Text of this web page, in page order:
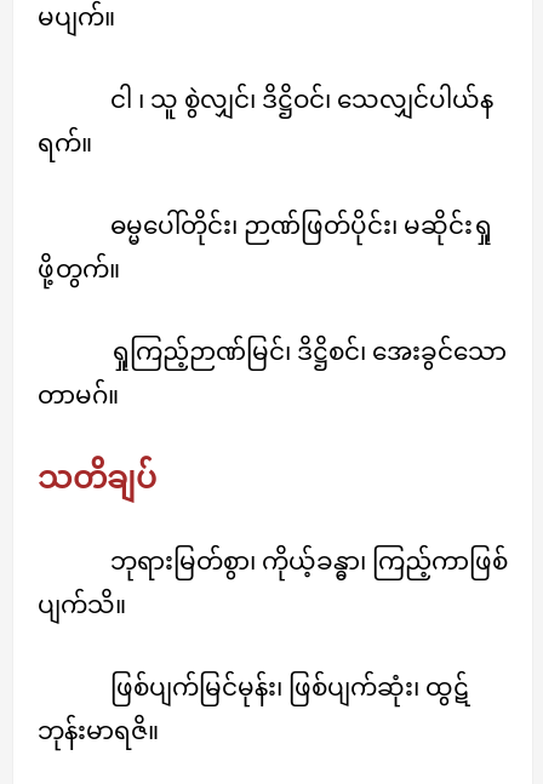
မပျက်။
ငါ ၊ သူ စွဲလျှင်၊ ဒိဋ္ဌိဝင်၊ သေလျှင်ပါယ်န
ရက်။
ဓမ္မပေါ်တိုင်း၊ ဉာဏ်ဖြတ်ပိုင်း၊ မဆိုင်းရှု
ဖို့တွက်။
ရှုကြည့်ဉာဏ်မြင်၊ ဒိဋ္ဌိစင်၊ အေးခွင်သော
တာမဂ်။
သတိချပ်
ဘုရားမြတ်စွာ၊ ကိုယ့်ခန္ဓာ၊ ကြည့်ကာဖြစ်
ပျက်သိ။
ဖြစ်ပျက်မြင်မုန်း၊ ဖြစ်ပျက်ဆုံး၊ ထွဋ်
ဘုန်းမာရဇိ။